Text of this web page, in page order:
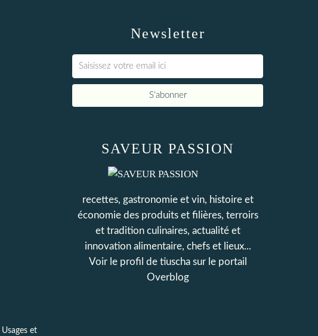
Usages et
Newsletter
SAVEUR PASSION
recettes, gastronomie et vin, histoire et
économie des produits et filières, terroirs
et tradition culinaires, actualité et
innovation alimentaire, chefs et lieux...
Voir le profil de tiuschasur le portail
Overblog